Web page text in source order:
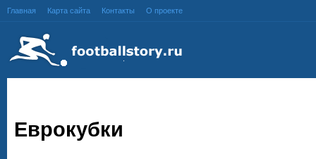
Главная Карта сайта Контакты О проекте
Еврокубки